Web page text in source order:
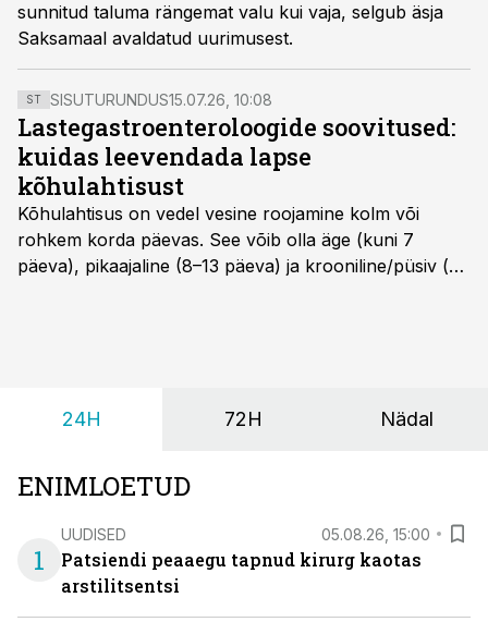
sunnitud taluma rängemat valu kui vaja, selgub äsja
Saksamaal avaldatud uurimusest.
ST SISUTURUNDUS15.07.26, 10:08
Lastegastroenteroloogide soovitused:
kuidas leevendada lapse
kõhulahtisust
Kõhulahtisus on vedel vesine roojamine kolm või
rohkem korda päevas. See võib olla äge (kuni 7
päeva), pikaajaline (8–13 päeva) ja krooniline/püsiv (>
24H 72H Nädal
ENIMLOETUD
1
UUDISED 05.08.26, 15:00
Patsiendi peaaegu tapnud kirurg kaotas
arstilitsentsi